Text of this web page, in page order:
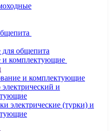
общепита
и комплектующие
и комплектующие
и
электрические (турки) и